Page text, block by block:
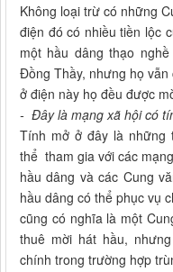
Không loại trừ có những
điện đó có nhiều tiền lộc
một hầu dâng thạo
Đồng Thầy, nhưng họ
ở điện này họ đều được
- Đây là mạng xã hội có
Tính mở ở đây là những
thể tham gia với các
hầu dâng và các Cung
hầu dâng có thể phục vụ
cũng có nghĩa là một
thuê mời hát hầu,
chính trong trường hợp